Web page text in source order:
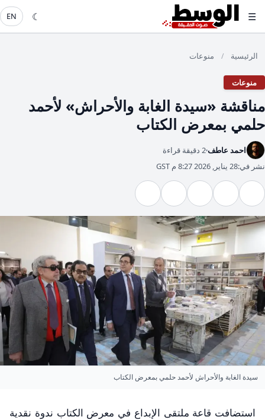
☰
☾
EN
الرئيسية / منوعات
منوعات
مناقشة «سيدة الغابة والأحراش» لأحمد
حلمي بمعرض الكتاب
احمد عاطف2 دقيقة قراءة
نشر في:28 يناير, 2026 8:27 م GST
سيدة الغابة والأحراش لأحمد حلمي بمعرض الكتاب
استضافت قاعة ملتقى الإبداع في معرض الكتاب ندوة نقدية